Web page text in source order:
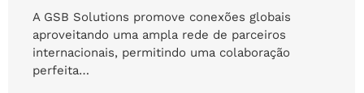
A GSB Solutions promove conexões globais
aproveitando uma ampla rede de parceiros
internacionais, permitindo uma colaboração
perfeita…